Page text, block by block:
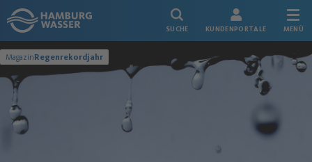
Link zur Startseite
SUCHE KUNDENPORTALE MENÜ
MagazinRegenrekordjahr